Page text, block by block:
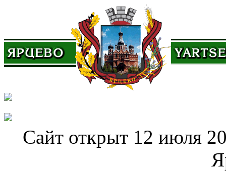
Сайт открыт 12 июля